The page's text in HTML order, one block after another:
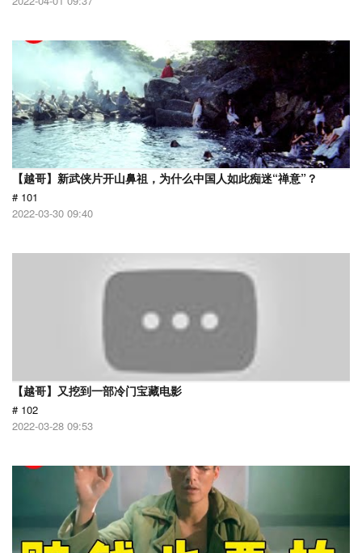
【越哥】新武侠片开山鼻祖，为什么中国人如此痴迷“禅意”？
# 101
2022-03-30 09:40
【越哥】又挖到一部冷门宝藏电影
# 102
2022-03-28 09:53